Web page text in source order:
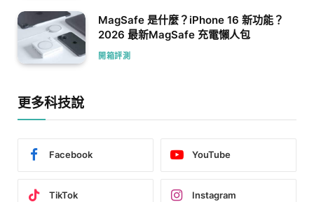
MagSafe 是什麼？iPhone 16 新功能？
2026 最新MagSafe 充電懶人包
開箱評測
更多科技說
Facebook YouTube
TikTok Instagram